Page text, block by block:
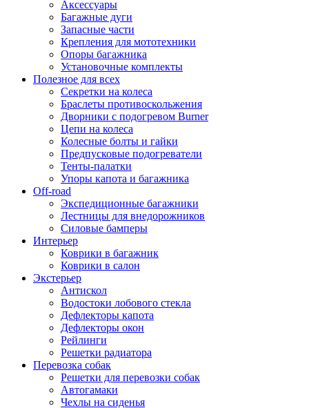
Аксессуары
Багажные дуги
Запасные части
Крепления для мототехники
Опоры багажника
Установочные комплекты
Полезное для всех
Секретки на колеса
Браслеты противоскольжения
Дворники с подогревом Burner
Цепи на колеса
Колесные болты и гайки
Предпусковые подогреватели
Тенты-палатки
Упоры капота и багажника
Off-road
Экспедиционные багажники
Лестницы для внедорожников
Силовые бамперы
Интерьер
Коврики в багажник
Коврики в салон
Экстерьер
Антискол
Водостоки лобового стекла
Дефлекторы капота
Дефлекторы окон
Рейлинги
Решетки радиатора
Перевозка собак
Решетки для перевозки собак
Автогамаки
Чехлы на сиденья